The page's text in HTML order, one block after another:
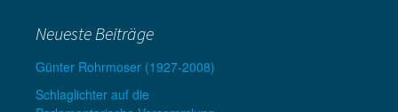
Neueste Beiträge
Günter Rohrmoser (1927-2008)
Schlaglichter auf die